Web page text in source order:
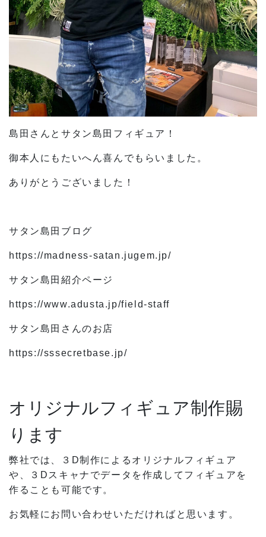
島田さんとサタン島田フィギュア！
御本人にもたいへん喜んでもらいました。
ありがとうございました！
サタン島田ブログ
https://madness-satan.jugem.jp/
サタン島田紹介ページ
https://www.adusta.jp/field-staff
サタン島田さんのお店
https://sssecretbase.jp/
オリジナルフィギュア制作賜
ります
弊社では、３D制作によるオリジナルフィギュア
や、３Dスキャナでデータを作成してフィギュアを
作ることも可能です。
お気軽にお問い合わせいただければと思います。